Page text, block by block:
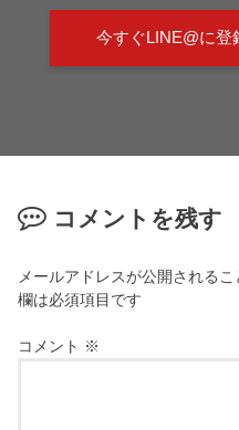
今すぐLINE@に登
コメントを残す
メールアドレスが公開されるこ
欄は必須項目です
コメント ※